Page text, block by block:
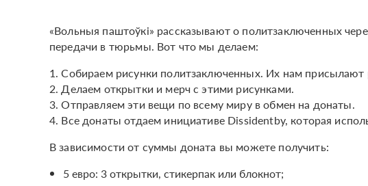
«Вольныя паштоўкі» рассказывают о политзаключенных
передачи в тюрьмы. Вот что мы делаем:
1. Собираем рисунки политзаключенных. Их нам присылают
2. Делаем открытки и мерч с этими рисунками.
3. Отправляем эти вещи по всему миру в обмен на донаты.
4. Все донаты отдаем инициативе Dissidentby, которая
В зависимости от суммы доната вы можете получить:
5 евро: 3 открытки, стикерпак или блокнот;